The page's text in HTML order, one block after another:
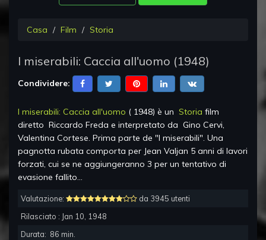
Casa Film Storia
I miserabili: Caccia all'uomo (1948)
Condividere:
I miserabili: Caccia all'uomo ( 1948) è un Storia film
diretto Riccardo Freda e interpretato da Gino Cervi,
Valentina Cortese. Prima parte de "I miserabili". Una
pagnotta rubata comporta per Jean Valjan 5 anni di lavori
forzati, cui se ne aggiungeranno 3 per un tentativo di
evasione fallito...
Valutazione:
da 3945 utenti
Rilasciato : Jan 10, 1948
Durata: 86 min.